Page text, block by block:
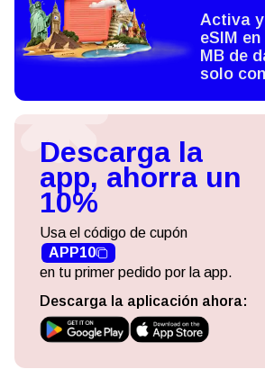
Activa
eSIM
MB de
solo
Descarga la
app, ahorra un
10%
Usa el código de cupón
APP10
en tu primer pedido por la app.
Descarga la aplicación ahora: